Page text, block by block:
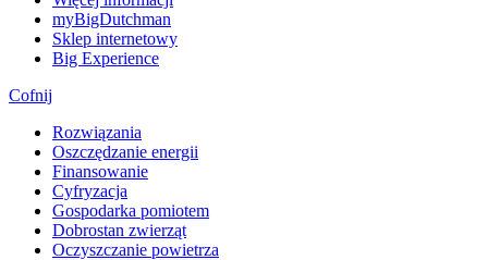
myBigDutchman
Sklep internetowy
Big Experience
Cofnij
Rozwiązania
​Oszczędzanie energii
Finansowanie
Cyfryzacja
Gospodarka pomiotem
Dobrostan zwierząt
Oczyszczanie powietrza